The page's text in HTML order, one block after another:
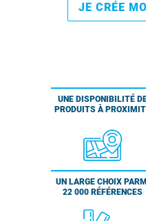
JE CRÉE
UNE DISPONIBILITÉ
PRODUITS À
UN LARGE CHOIX PARMI
22 000 RÉFÉRENCES